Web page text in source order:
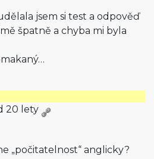
jsem si test a odpověď
špatně a chyba mi byla
20 lety
„počitatelnost“ anglicky?